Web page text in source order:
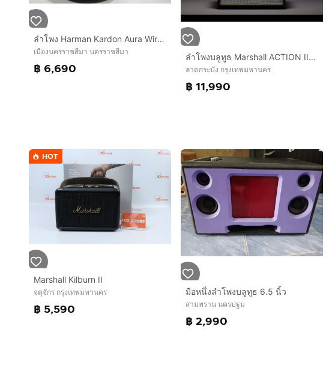
ลำโพง Harman Kardon Aura Wireless Speaker
เมืองนครราชสีมา นครราชสีมา
฿ 6,690
ลำโพงบลูทูธ Marshall ACTION III ของแท้
ลาดกระบัง กรุงเทพมหานคร
฿ 11,990
HOT
Marshall Kilburn II
จตุจักร กรุงเทพมหานคร
฿ 5,590
มือหนึ่งลำโพงบลูทูธ 6.5 นิ้ว
สามพราน นครปฐม
฿ 2,990